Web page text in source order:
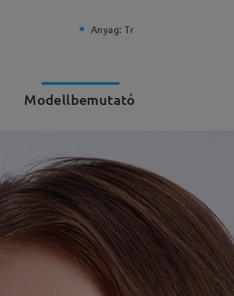
Anyag: Tr
Modellbemutató